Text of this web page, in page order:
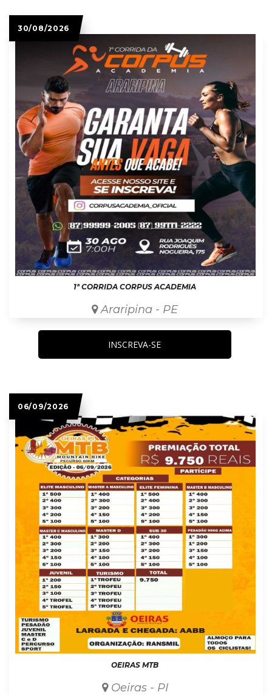
30/08/2026
1ª CORRIDA CORPUS ACADEMIA
Araripina - PE
INSCREVA-SE
06/09/2026
OEIRAS MTB
Oeiras - PI